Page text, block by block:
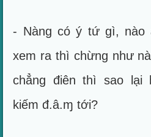
- Nàng có ý tứ gì, nào
xem ra thì chừng như
chẳng điên thì sao lại
kiếm đ.â.ɱ tới?